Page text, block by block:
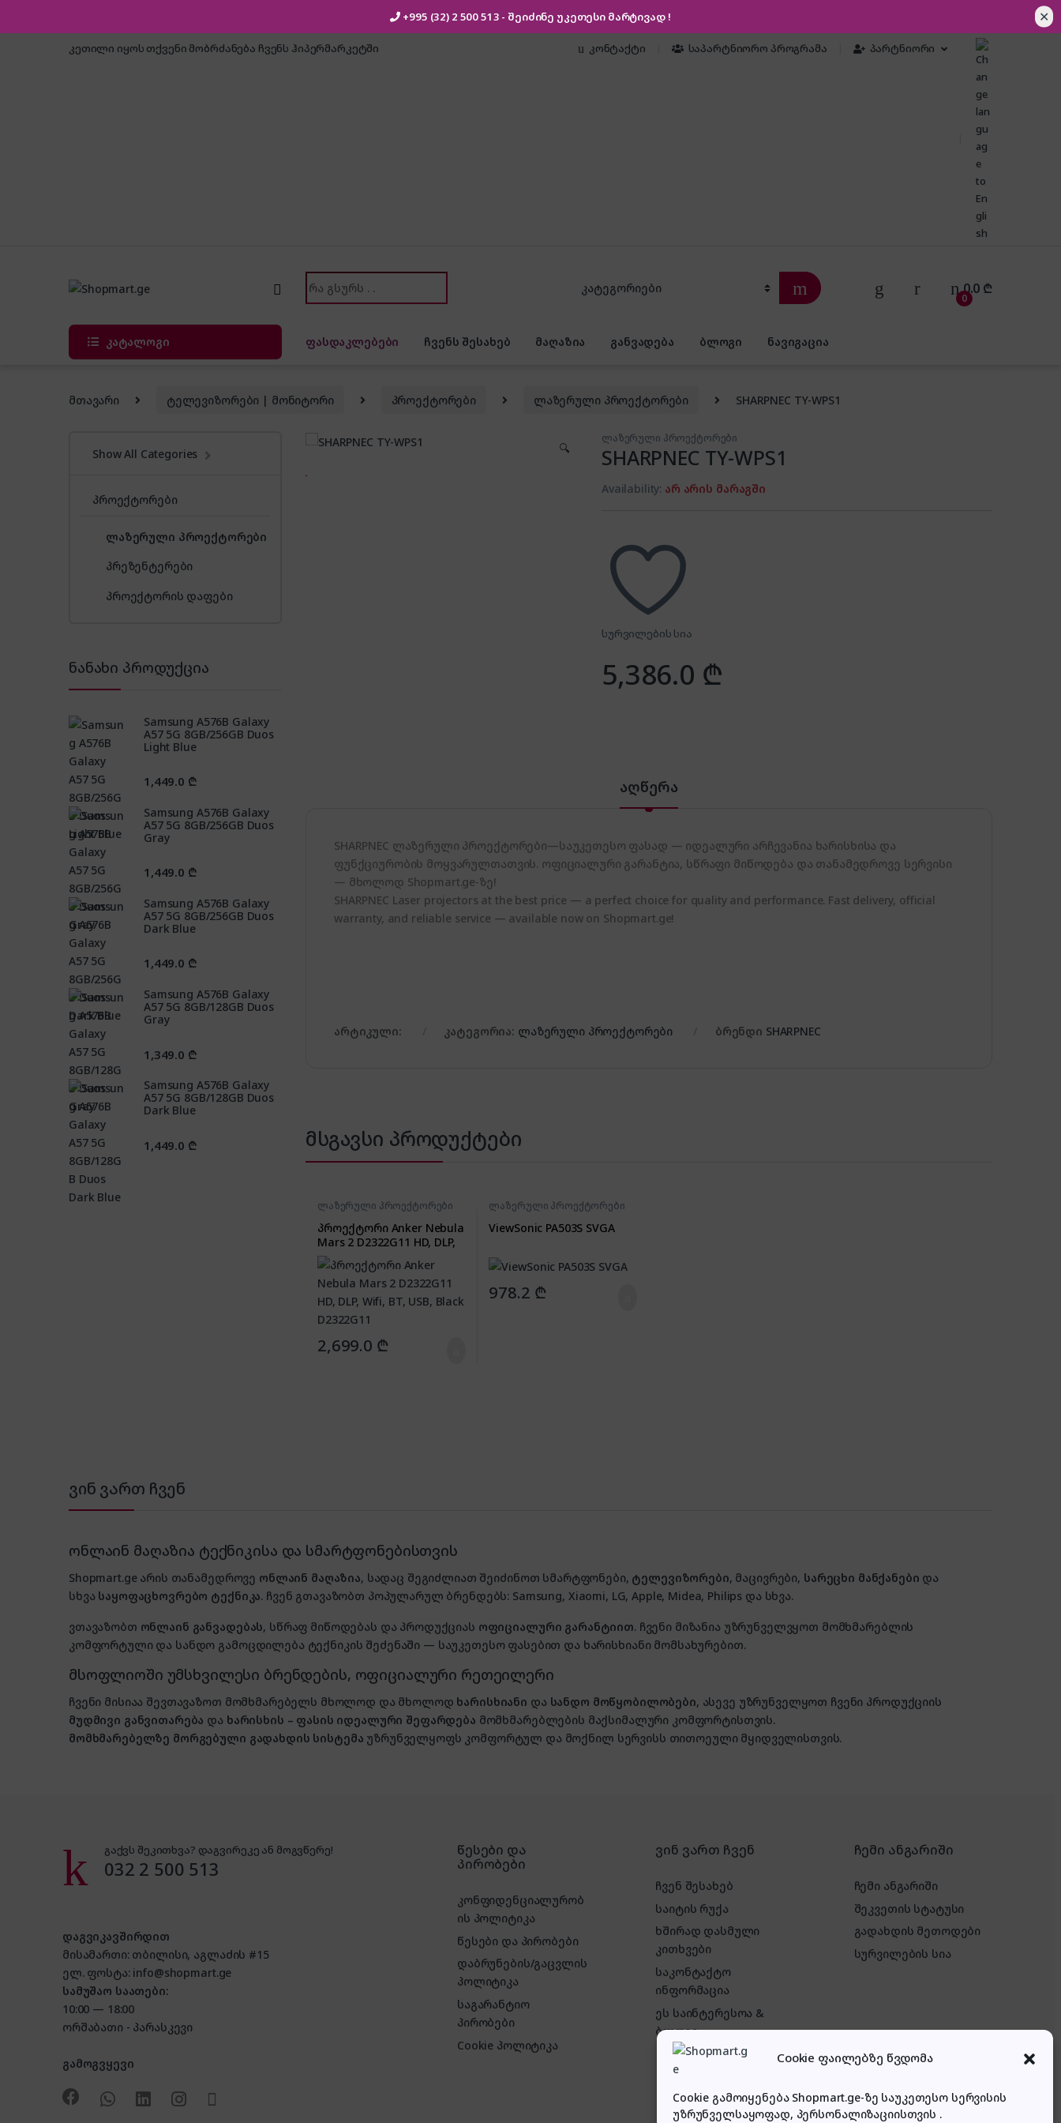
Cookie ფაილებზე წვდომა
Cookie გამოიყენება Shopmart.ge-ზე საუკეთესო სერვისის
უზრუნველსაყოფად, პერსონალიზაციისთვის .
+995 (32) 2 500 513 - შეიძინე უკეთესი მარტივად ! ✕
კეთილი იყოს თქვენი მობრძანება ჩვენს ჰიპერმარკეტში კონტაქტი საპარტნიორო პროგრამა პარტნიორი
Search for:
0
0.0 ₾
კატალოგი ფასდაკლებები ჩვენს შესახებ მაღაზია განვადება ბლოგი ნავიგაცია
მთავარი ტელევიზორები | მონიტორი პროექტორები ლაზერული პროექტორები SHARPNEC TY-WPS1
🔍
ლაზერული პროექტორები
SHARPNEC TY-WPS1
Availability: არ არის მარაგში
სურვილების სია
5,386.0 ₾
აღწერა
SHARPNEC ლაზერული პროექტორები—საუკეთესო ფასად — იდეალური არჩევანია ხარისხისა და
ფუნქციურობის მოყვარულთათვის. ოფიციალური გარანტია, სწრაფი მიწოდება და თანამედროვე სერვისი
— მხოლოდ Shopmart.ge-ზე!
SHARPNEC Laser projectors at the best price — a perfect choice for quality and performance. Fast delivery, official
warranty, and reliable service — available now on Shopmart.ge!
არტიკული: კატეგორია: ლაზერული პროექტორები ბრენდი SHARPNEC
მსგავსი პროდუქტები
ლაზერული პროექტორები
პროექტორი Anker Nebula
Mars 2 D2322G11 HD, DLP,
Wifi, BT, USB, Black
D2322G11
2,699.0 ₾
ლაზერული პროექტორები
ViewSonic PA503S SVGA
978.2 ₾
Show All Categories
პროექტორები
ლაზერული პროექტორები
პრეზენტერები
პროექტორის დაფები
ნანახი პროდუქცია
Samsung A576B Galaxy
A57 5G 8GB/256GB Duos
Light Blue
1,449.0 ₾
Samsung A576B Galaxy
A57 5G 8GB/256GB Duos
Gray
1,449.0 ₾
Samsung A576B Galaxy
A57 5G 8GB/256GB Duos
Dark Blue
1,449.0 ₾
Samsung A576B Galaxy
A57 5G 8GB/128GB Duos
Gray
1,349.0 ₾
Samsung A576B Galaxy
A57 5G 8GB/128GB Duos
Dark Blue
1,449.0 ₾
ვინ ვართ ჩვენ
ონლაინ მაღაზია ტექნიკისა და სმარტფონებისთვის
Shopmart.ge არის თანამედროვე ონლაინ მაღაზია, სადაც შეგიძლიათ შეიძინოთ სმარტფონები, ტელევიზორები, მაცივრები, სარეცხი მანქანები და
სხვა საყოფაცხოვრებო ტექნიკა. ჩვენ გთავაზობთ პოპულარულ ბრენდებს: Samsung, Xiaomi, LG, Apple, Midea, Philips და სხვა.
ვთავაზობთ ონლაინ განვადებას, სწრაფ მიწოდებას და პროდუქციას ოფიციალური გარანტიით. ჩვენი მიზანია უზრუნველვყოთ მომხმარებლის
კომფორტული და სანდო გამოცდილება ტექნიკის შეძენაში — საუკეთესო ფასებით და ხარისხიანი მომსახურებით.
მსოფლიოში უმსხვილესი ბრენდების, ოფიციალური რეთეილერი
ჩვენი მისიაა შევთავაზოთ მომხმარებელს მხოლოდ და მხოლოდ ხარისხიანი და სანდო მოწყობილობები, ასევე უზრუნველყოთ ჩვენი პროდუქციის
მუდმივი განვითარება და ხარისხის – ფასის იდეალური შეფარდება მომხმარებლების მაქსიმალური კომფორტისთვის.
მომხმარებელზე მორგებული გადახდის სისტემა უზრუნველყოფს კომფორტულ და მოქნილ სერვისს თითოეული მყიდველისთვის.
გაქვს შეკითხვა? დაგვირეკე ან მოგვწერე!
032 2 500 513
დაგვიკავშირდით
მისამართი: თბილისი, აგლაძის #15
ელ. ფოსტა: info@shopmart.ge
სამუშაო საათები:
10:00 — 18:00
ორშაბათი - პარასკევი
გამოგვყევი
წესები და
პირობები
კონფიდენციალურობ
ის პოლიტიკა
წესები და პირობები
დაბრუნების/გაცვლის
პოლიტიკა
საგარანტიო
პირობები
Cookie პოლიტიკა
ვინ ვართ ჩვენ
ჩვენ შესახებ
საიტის რუქა
ხშირად დასმული
კითხვები
საკონტაქტო
ინფორმაცია
ეს საინტერესოა &
ბლოგი
ჩემი ანგარიში
ჩემი ანგარიში
შეკვეთის სტატუსი
გადახდის მეთოდები
სურვილების სია